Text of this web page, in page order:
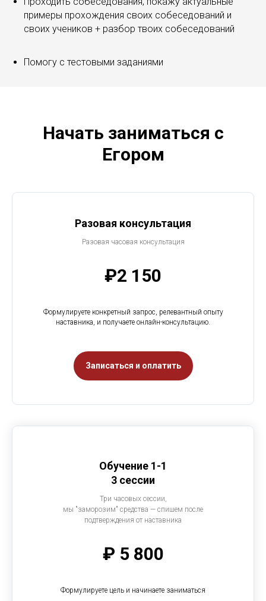
примеры прохождения своих собеседований и
своих учеников + разбор твоих собеседований
Помогу с тестовыми заданиями
Начать заниматься с
Егором
Разовая консультация
Разовая часовая консультация
₽2 150
Формулируете конкретный запрос, релевантный опыту
наставника, и получаете онлайн-консультацию.
Записаться и оплатить
Обучение 1-1
3 сессии
Три часовых сессии,
мы "заморозим" средства — спишем после
подтверждения от наставника
₽ 5 800
Формулируете цель и начинаете заниматься